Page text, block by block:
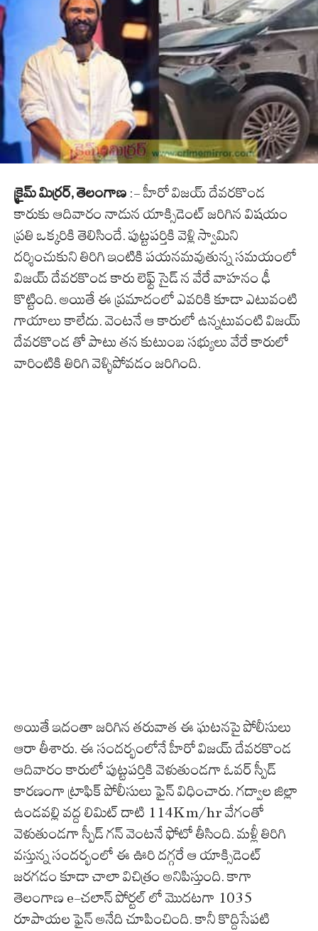
క్రైమ్ మిర్రర్, తెలంగాణ :- హీరో విజయ్ దేవరకొండ
కారుకు ఆదివారం నాడున యాక్సిడెంట్ జరిగిన విషయం
ప్రతి ఒక్కరికి తెలిసిందే. పుట్టపర్తికి వెళ్లి స్వామిని
దర్శించుకుని తిరిగి ఇంటికి పయనమవుతున్న సమయంలో
విజయ్ దేవరకొండ కారు లెఫ్ట్ సైడ్ న వేరే వాహనం ఢీ
కొట్టింది. అయితే ఈ ప్రమాదంలో ఎవరికి కూడా ఎటువంటి
గాయాలు కాలేదు. వెంటనే ఆ కారులో ఉన్నటువంటి విజయ్
దేవరకొండ తో పాటు తన కుటుంబ సభ్యులు వేరే కారులో
వారింటికి తిరిగి వెళ్ళిపోవడం జరిగింది.
అయితే ఇదంతా జరిగిన తరువాత ఈ ఘటనపై పోలీసులు
ఆరా తీశారు. ఈ సందర్భంలోనే హీరో విజయ్ దేవరకొండ
ఆదివారం కారులో పుట్టపర్తికి వెళుతుండగా ఓవర్ స్పీడ్
కారణంగా ట్రాఫిక్ పోలీసులు ఫైన్ విధించారు. గద్వాల జిల్లా
ఉండవల్లి వద్ద లిమిట్ దాటి 114Km/hr వేగంతో
వెళుతుండగా స్పీడ్ గన్ వెంటనే ఫోటో తీసింది. మళ్లీ తిరిగి
వస్తున్న సందర్భంలో ఈ ఊరి దగ్గరే ఆ యాక్సిడెంట్
జరగడం కూడా చాలా విచిత్రం అనిపిస్తుంది. కాగా
తెలంగాణ e-చలాన్ పోర్టల్ లో మొదటగా 1035
రూపాయల ఫైన్ అనేది చూపించింది. కానీ కొద్దిసేపటి